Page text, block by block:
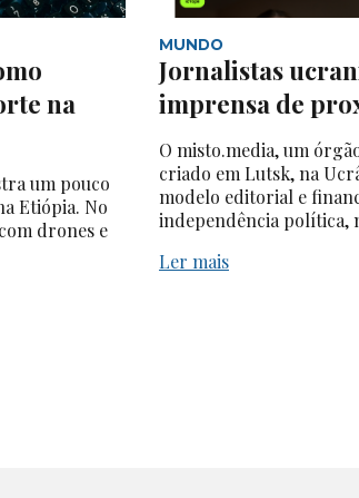
na
um pouco
Etiópia. No
drones e
MUNDO
Jornalistas
imprensa de
O misto.media, um
criado em Lutsk, na
modelo editorial e
independência política,
Ler mais